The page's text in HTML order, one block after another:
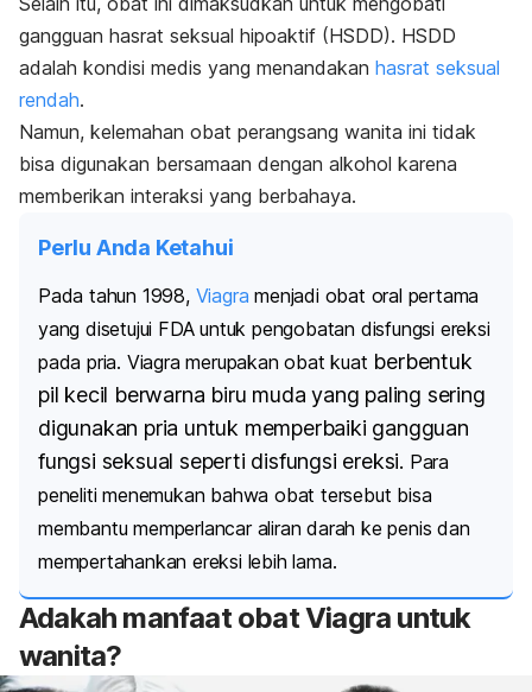
gangguan hasrat seksual hipoaktif (HSDD). HSDD
adalah kondisi medis yang menandakan hasrat seksual
rendah.
Namun, kelemahan obat perangsang wanita ini tidak
bisa digunakan bersamaan dengan alkohol karena
memberikan interaksi yang berbahaya.
Perlu Anda Ketahui
Pada tahun 1998, Viagra menjadi obat oral pertama
yang disetujui FDA untuk pengobatan disfungsi ereksi
pada pria. Viagra merupakan obat kuat berbentuk
pil kecil berwarna biru muda yang paling sering
digunakan pria untuk memperbaiki gangguan
fungsi seksual seperti disfungsi ereksi. Para
peneliti menemukan bahwa obat tersebut bisa
membantu memperlancar aliran darah ke penis dan
mempertahankan ereksi lebih lama.
Adakah manfaat obat Viagra untuk
wanita?